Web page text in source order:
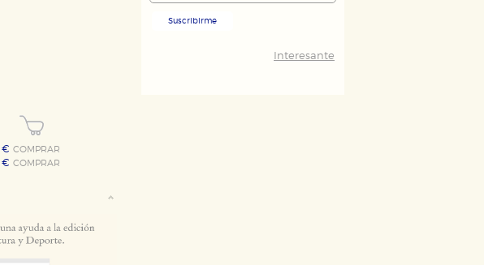
€ COMPRAR
€ COMPRAR
Suscribirme
Interesante
HABILITAR TODO
deshabilitarlas desde nuestro sistema. Es posible
nuestra web dejen de funcionar correctamente.